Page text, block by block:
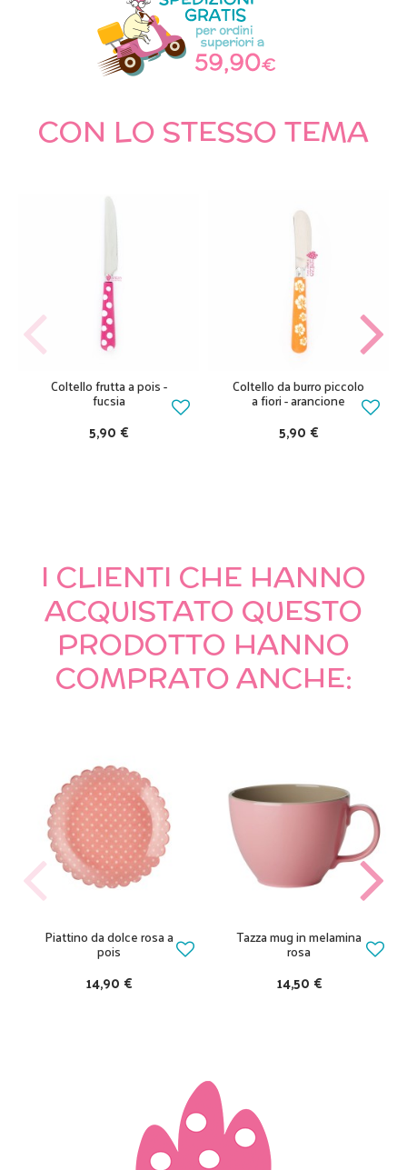
CON LO STESSO TEMA
Coltello frutta a pois -
fucsia
5,90 €
Coltello da burro piccolo
a fiori - arancione
5,90 €
I CLIENTI CHE HANNO
ACQUISTATO QUESTO
PRODOTTO HANNO
COMPRATO ANCHE:
Piattino da dolce rosa a
pois
14,90 €
Tazza mug in melamina
rosa
14,50 €